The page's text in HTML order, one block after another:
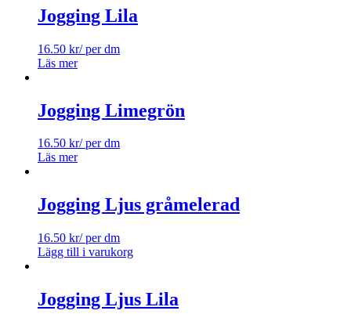
Jogging Lila
16.50 kr/ per dm
Läs mer
Jogging Limegrön
16.50 kr/ per dm
Läs mer
Jogging Ljus gråmelerad
16.50 kr/ per dm
Lägg till i varukorg
Jogging Ljus Lila